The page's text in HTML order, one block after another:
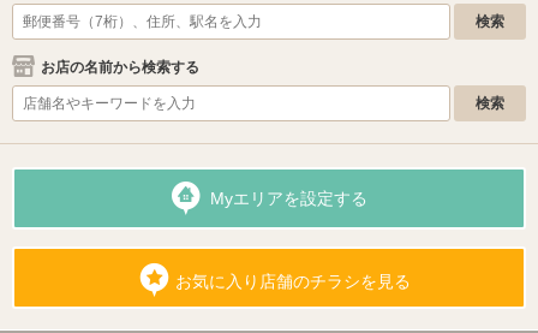
お店の名前から検索する
Myエリアを設定する
お気に入り店舗のチラシを見る